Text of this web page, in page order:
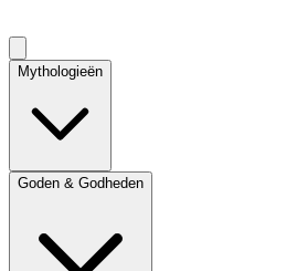
Mythologieën
Goden & Godheden